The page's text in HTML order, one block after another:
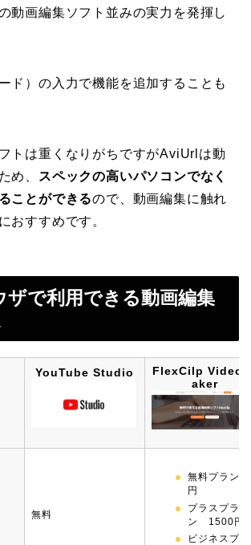
動画編集ソフト並みの実力を発揮し
ド）の入力で機能を追加することも
トは重くなりがちですがAviUrlは動
め、
スペックの高いパソコンでなく
ことができるので、動画編集に触れ
おすすめです。
ザで利用できる動画編集
YouTube Studio
FlexCilp Video
aker
無料
無料プラン
円
プラスプラ
ン 1500円
ビジネスプラ